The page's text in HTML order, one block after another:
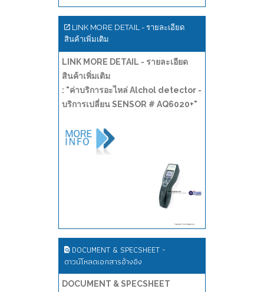
LINK MORE DETAIL - รายละเอียด
สินค้าเพิ่มเติม
LINK MORE DETAIL - รายละเอียด
สินค้าเพิ่มเติม
: "ค่าบริการอะไหล่ Alchol detector -
บริการเปลี่ยน SENSOR # AQ6020+"
DOCUMENT & SPECSHEET -
ดาวน์โหลดเอกสารอ้างอิง
DOCUMENT & SPECSHEET